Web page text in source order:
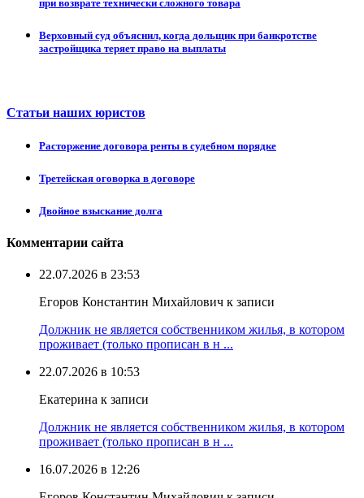
при возврате технически сложного товара
Верховный суд объяснил, когда дольщик при банкротстве
застройщика теряет право на выплаты
Статьи наших юристов
Расторжение договора ренты в судебном порядке
Третейская оговорка в договоре
Двойное взыскание долга
Комментарии сайта
22.07.2026 в 23:53
Егоров Константин Михайлович к записи
Должник не является собственником жилья, в котором
проживает (только прописан в н ...
22.07.2026 в 10:53
Екатерина к записи
Должник не является собственником жилья, в котором
проживает (только прописан в н ...
16.07.2026 в 12:26